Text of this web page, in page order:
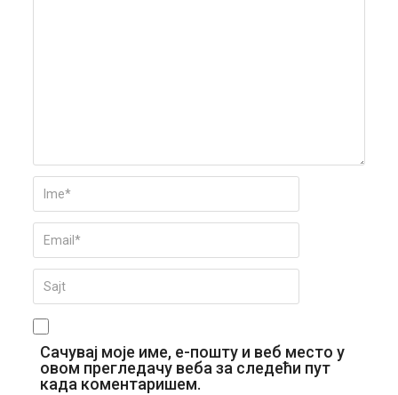
Сачувај моје име, е-пошту и веб место у
овом прегледачу веба за следећи пут
када коментаришем.